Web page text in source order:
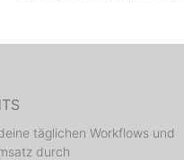
täglichen Workflows und
durch